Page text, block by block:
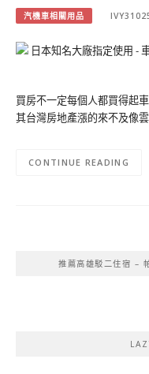
汽機車相關用品
買房不一定每個人都買得起
其台灣房地產漲的來不及像
CONTINUE READING
推薦高雄駁二住宿 –